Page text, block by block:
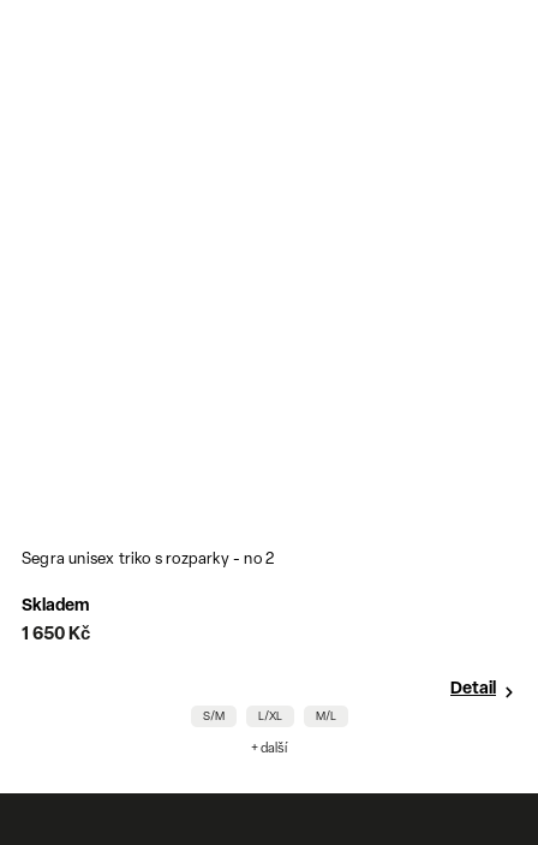
Segra unisex triko s rozparky - no 2
Skladem
1 650 Kč
Detail
S/M L/XL M/L
+ další